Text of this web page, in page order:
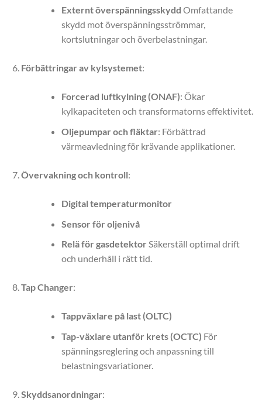
Externt överspänningsskydd Omfattande
skydd mot överspänningsströmmar,
kortslutningar och överbelastningar.
Förbättringar av kylsystemet:
Forcerad luftkylning (ONAF): Ökar
kylkapaciteten och transformatorns effektivitet.
Oljepumpar och fläktar: Förbättrad
värmeavledning för krävande applikationer.
Övervakning och kontroll:
Digital temperaturmonitor
Sensor för oljenivå
Relä för gasdetektor Säkerställ optimal drift
och underhåll i rätt tid.
Tap Changer:
Tappväxlare på last (OLTC)
Tap-växlare utanför krets (OCTC) För
spänningsreglering och anpassning till
belastningsvariationer.
Skyddsanordningar: